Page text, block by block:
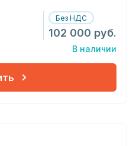
Без НДС
102 000 руб.
В наличии